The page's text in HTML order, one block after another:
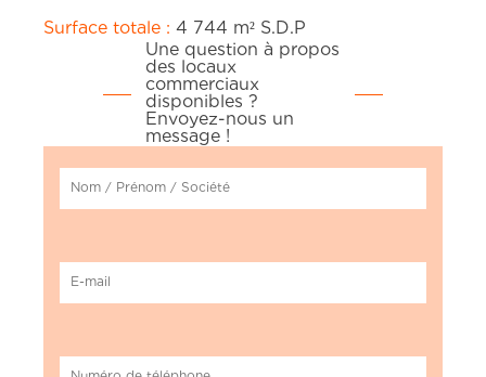
Surface totale : 4 744 m² S.D.P
Une question à propos
des locaux
commerciaux
disponibles ?
Envoyez-nous un
message !